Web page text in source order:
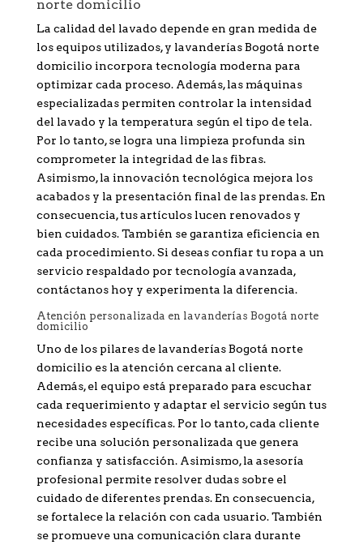
norte domicilio
La calidad del lavado depende en gran medida de
los equipos utilizados, y lavanderías Bogotá norte
domicilio incorpora tecnología moderna para
optimizar cada proceso. Además, las máquinas
especializadas permiten controlar la intensidad
del lavado y la temperatura según el tipo de tela.
Por lo tanto, se logra una limpieza profunda sin
comprometer la integridad de las fibras.
Asimismo, la innovación tecnológica mejora los
acabados y la presentación final de las prendas. En
consecuencia, tus artículos lucen renovados y
bien cuidados. También se garantiza eficiencia en
cada procedimiento. Si deseas confiar tu ropa a un
servicio respaldado por tecnología avanzada,
contáctanos hoy y experimenta la diferencia.
Atención personalizada en lavanderías Bogotá norte
domicilio
Uno de los pilares de lavanderías Bogotá norte
domicilio es la atención cercana al cliente.
Además, el equipo está preparado para escuchar
cada requerimiento y adaptar el servicio según tus
necesidades específicas. Por lo tanto, cada cliente
recibe una solución personalizada que genera
confianza y satisfacción. Asimismo, la asesoría
profesional permite resolver dudas sobre el
cuidado de diferentes prendas. En consecuencia,
se fortalece la relación con cada usuario. También
se promueve una comunicación clara durante